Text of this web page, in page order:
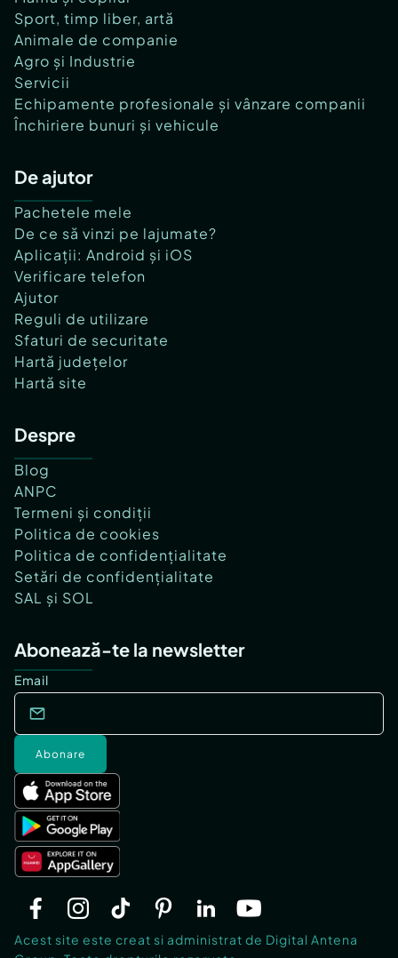
Sport, timp liber, artă
Animale de companie
Agro și Industrie
Servicii
Echipamente profesionale și vânzare companii
Închiriere bunuri și vehicule
De ajutor
Pachetele mele
De ce să vinzi pe lajumate?
Aplicații: Android și iOS
Verificare telefon
Ajutor
Reguli de utilizare
Sfaturi de securitate
Hartă județelor
Hartă site
Despre
Blog
ANPC
Termeni și condiții
Politica de cookies
Politica de confidențialitate
Setări de confidențialitate
SAL și SOL
Abonează-te la newsletter
Email
Abonare
Acest site este creat si administrat de Digital Antena